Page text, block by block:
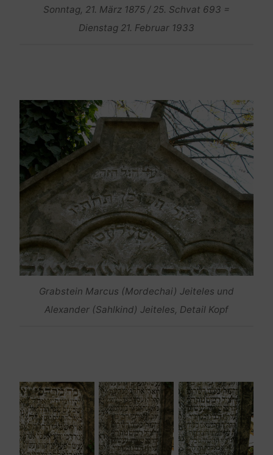
Sonntag, 21. März 1875 / 25. Schvat 693 =
Dienstag 21. Februar 1933
Grabstein Marcus (Mordechai) Jeiteles und
Alexander (Sahlkind) Jeiteles, Detail Kopf